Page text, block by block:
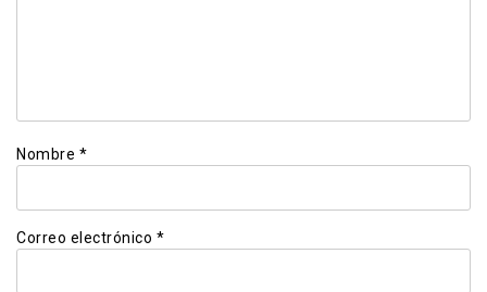
Nombre *
Correo electrónico *